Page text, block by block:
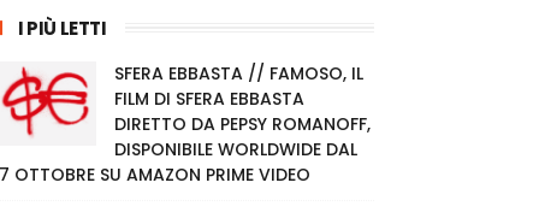
I PIÙ LETTI
SFERA EBBASTA // FAMOSO, IL
FILM DI SFERA EBBASTA
DIRETTO DA PEPSY ROMANOFF,
DISPONIBILE WORLDWIDE DAL
OTTOBRE SU AMAZON PRIME VIDEO